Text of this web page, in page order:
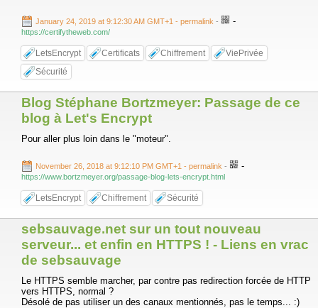
January 24, 2019 at 9:12:30 AM GMT+1 - permalink - -
https://certifytheweb.com/
LetsEncrypt Certificats Chiffrement
ViePrivée
Sécurité
Blog Stéphane Bortzmeyer: Passage de ce
blog à Let's Encrypt
Pour aller plus loin dans le "moteur".
November 26, 2018 at 9:12:10 PM GMT+1 - permalink - -
https://www.bortzmeyer.org/passage-blog-lets-encrypt.html
LetsEncrypt Chiffrement Sécurité
sebsauvage.net sur un tout nouveau
serveur... et enfin en HTTPS ! - Liens en vrac
de sebsauvage
Le HTTPS semble marcher, par contre pas redirection forcée de HTTP
vers HTTPS, normal ?
Désolé de pas utiliser un des canaux mentionnés, pas le temps... :)